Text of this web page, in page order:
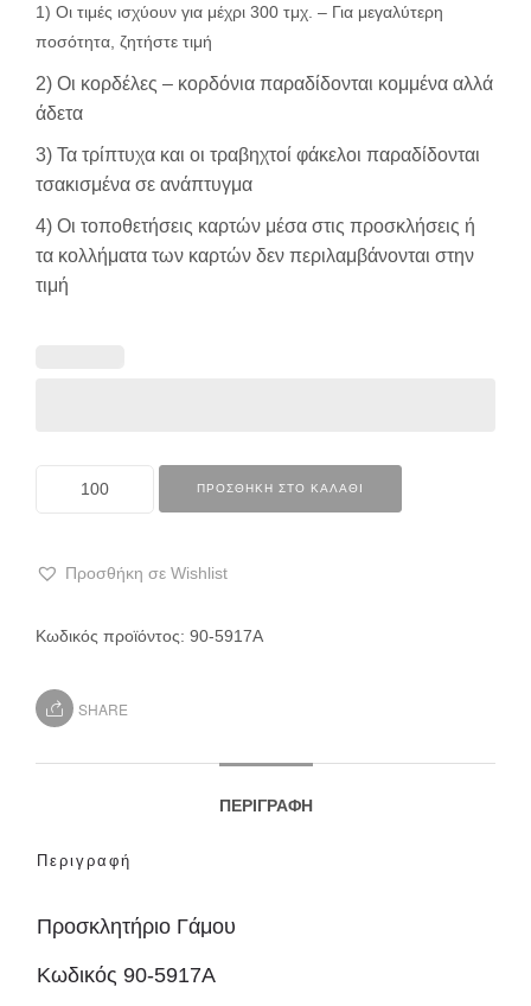
1) Οι τιμές ισχύουν για μέχρι 300 τμχ. – Για μεγαλύτερη
ποσότητα, ζητήστε τιμή
2) Οι κορδέλες – κορδόνια παραδίδονται κομμένα αλλά
άδετα
3) Τα τρίπτυχα και οι τραβηχτοί φάκελοι παραδίδονται
τσακισμένα σε ανάπτυγμα
4) Οι τοποθετήσεις καρτών μέσα στις προσκλήσεις ή
τα κολλήματα των καρτών δεν περιλαμβάνονται στην
τιμή
ΠΡΟΣΘΉΚΗ ΣΤΟ ΚΑΛΆΘΙ
Προσθήκη σε Wishlist
Κωδικός προϊόντος: 90-5917Α
SHARE
ΠΕΡΙΓΡΑΦΉ
Περιγραφή
Προσκλητήριο Γάμου
Κωδικός 90-5917A